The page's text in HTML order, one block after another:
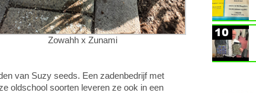
Zowahh x Zunami
van Suzy seeds. Een zadenbedrijf met
oldschool soorten leveren ze ook in een
10